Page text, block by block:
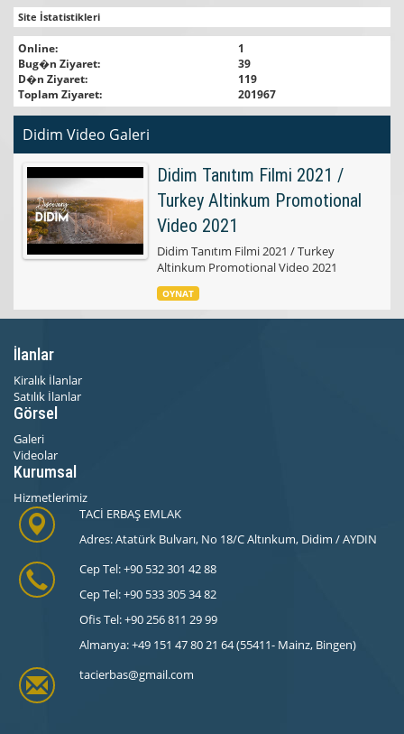
Site İstatistikleri
Online:
1
Bug�n Ziyaret:
39
D�n Ziyaret:
119
Toplam Ziyaret:
201967
Didim Video Galeri
Didim Tanıtım Filmi 2021 /
Turkey Altinkum Promotional
Video 2021
Didim Tanıtım Filmi 2021 / Turkey
Altinkum Promotional Video 2021
OYNAT
İlanlar
Kiralık İlanlar
Satılık İlanlar
Görsel
Galeri
Videolar
Kurumsal
Hizmetlerimiz
TACİ ERBAŞ EMLAK
Adres: Atatürk Bulvarı, No 18/C Altınkum, Didim / AYDIN
Cep Tel: +90 532 301 42 88
Cep Tel: +90 533 305 34 82
Ofis Tel: +90 256 811 29 99
Almanya: +49 151 47 80 21 64 (55411- Mainz, Bingen)
tacierbas@gmail.com